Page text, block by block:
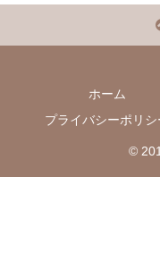
ホーム
プライバシーポリシ
©